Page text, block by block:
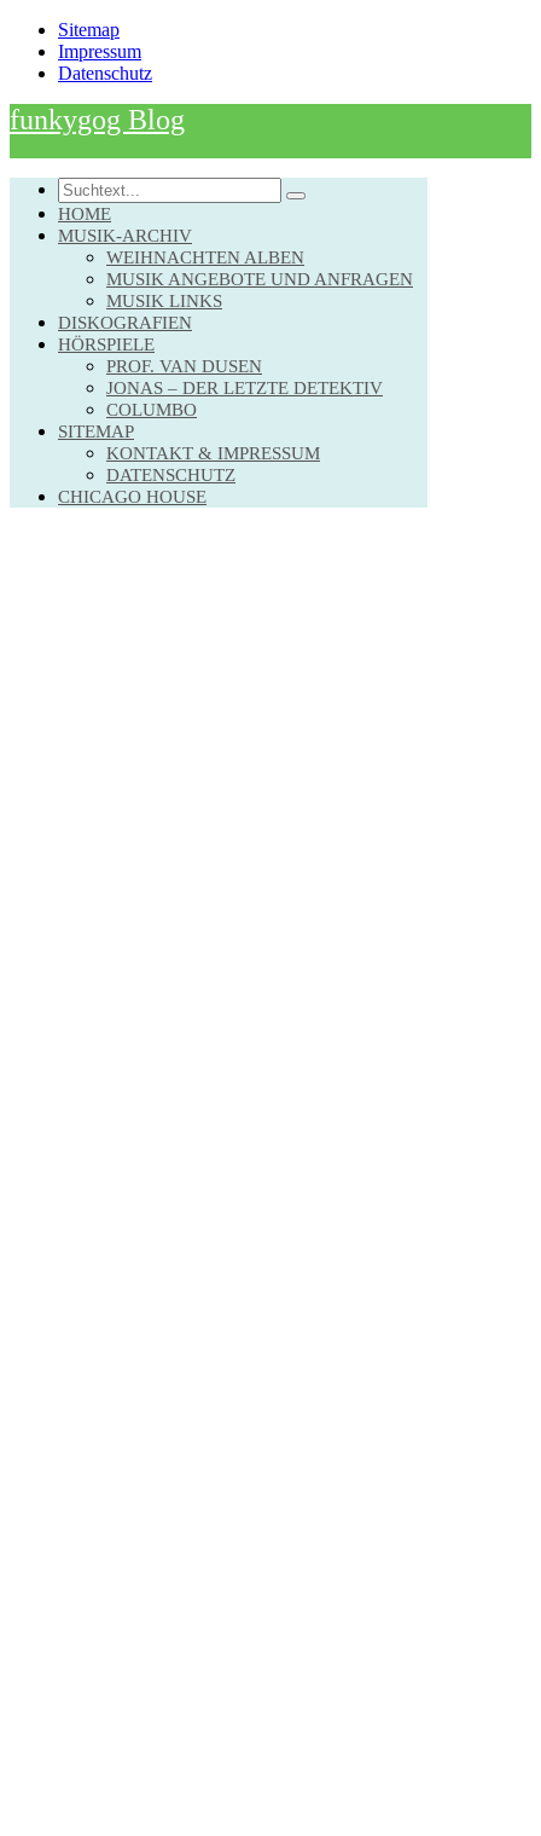
Sitemap
Impressum
Datenschutz
funkygog Blog
Search
HOME
MUSIK-ARCHIV
WEIHNACHTEN ALBEN
MUSIK ANGEBOTE UND ANFRAGEN
MUSIK LINKS
DISKOGRAFIEN
HÖRSPIELE
PROF. VAN DUSEN
JONAS – DER LETZTE DETEKTIV
COLUMBO
SITEMAP
KONTAKT & IMPRESSUM
DATENSCHUTZ
CHICAGO HOUSE